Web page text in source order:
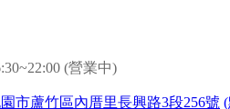
(營業中)
市蘆竹區內厝里長興路3段256號